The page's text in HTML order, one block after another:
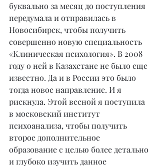
буквально за месяц до поступления
передумала и отправилась в
Новосибирск, чтобы получить
совершенно новую специальность
«Клиническая психология». В 2008
году о ней в Казахстане не было еще
известно. Да и в России это было
тогда новое направление. И я
рискнула. Этой весной я поступила
в московский институт
психоанализа, чтобы получить
второе дополнительное
образование с целью более детально
и глубоко изучить данное